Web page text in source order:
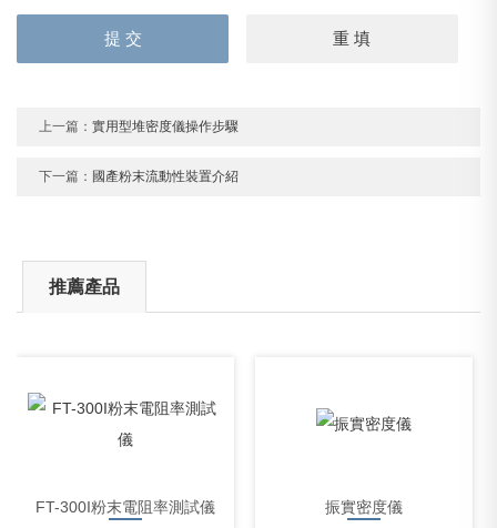
上一篇：實用型堆密度儀操作步驟
下一篇： 國產粉末流動性裝置介紹
推薦產品
FT-300I粉末電阻率測試儀 振實密度儀